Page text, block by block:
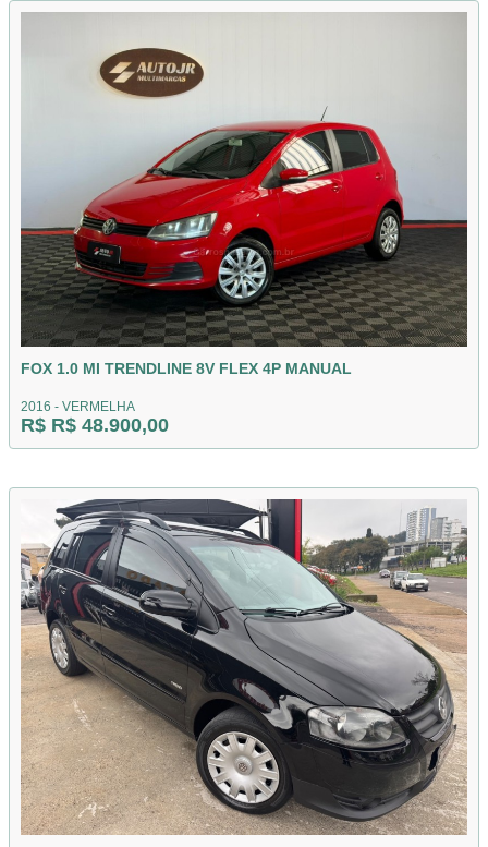
FOX 1.0 MI TRENDLINE 8V FLEX 4P MANUAL
2016 - VERMELHA
R$ R$ 48.900,00